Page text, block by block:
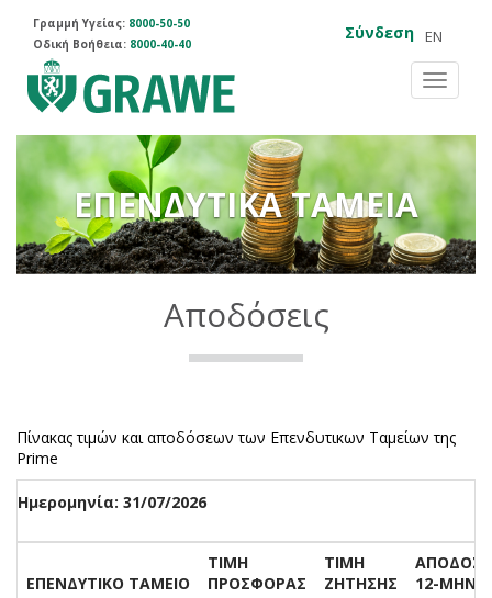
Γραμμή Υγείας: 8000-50-50
Οδική Βοήθεια: 8000-40-40
Σύνδεση EN
Toggle
ΕΠΕΝΔΥΤΙΚΑ ΤΑΜΕΙΑ
Αποδόσεις
Πίνακας τιμών και αποδόσεων των Επενδυτικων Ταμείων της
Prime
Ημερομηνία: 31/07/2026
ΕΠΕΝΔΥΤΙΚΟ TAMEIO
ΤΙΜΗ
ΠΡΟΣΦΟΡΑΣ
ΤΙΜΗ
ΖΗΤΗΣΗΣ
ΑΠΟΔΟΣΗ
12-